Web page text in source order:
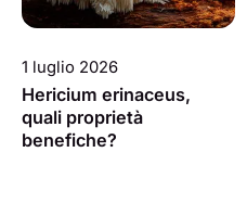
1 luglio 2026
Hericium erinaceus,
quali proprietà
benefiche?